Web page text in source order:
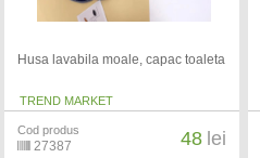
Husa lavabila moale, capac toaleta
TREND MARKET
Cod produs
27387 48 lei